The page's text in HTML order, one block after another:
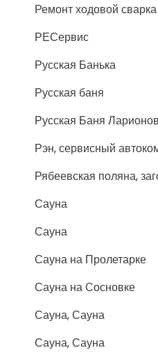
Ремонт ходовой сварка
РЕСервис
Русская Банька
Русская баня
Русская Баня
Рэн, сервисный
Рябеевская поляна,
Сауна
Сауна
Сауна на Пролетарке
Сауна на Сосновке
Сауна, Сауна
Сауна, Сауна